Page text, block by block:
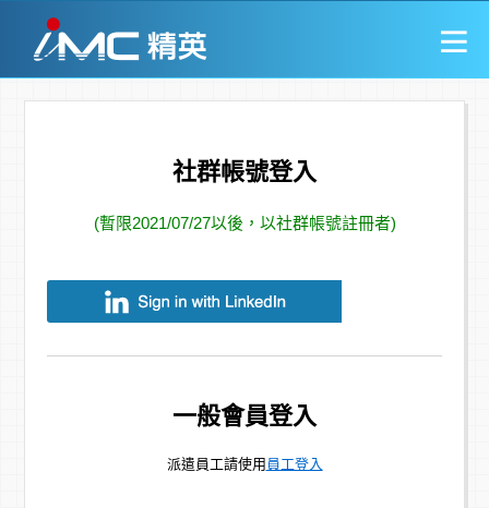
社群帳號登入
(暫限2021/07/27以後，以社群帳號註冊者)
一般會員登入
派遣員工請使用 員工登入